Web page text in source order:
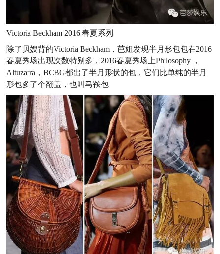
Victoria Beckham 2016 春夏系列
除了贝嫂背的Victoria Beckham，芭姐发现半月形包包在2016
春夏秀场出现次数特别多， 2016春夏秀场上Philosophy ，
Altuzarra，BCBG都出了半月形状的包，它们比单纯的半月
形包多了个翻盖，也叫马鞍包